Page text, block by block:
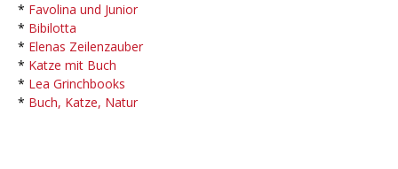
* Favolina und Junior
* Bibilotta
* Elenas Zeilenzauber
* Katze mit Buch
* Lea Grinchbooks
* Buch, Katze, Natur